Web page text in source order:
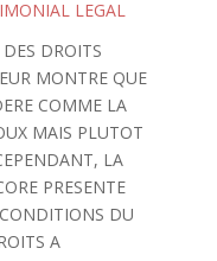
LEGAL
DROITS
MONTRE QUE
COMME LA
MAIS PLUTOT
LA
PRESENTE
DU
A